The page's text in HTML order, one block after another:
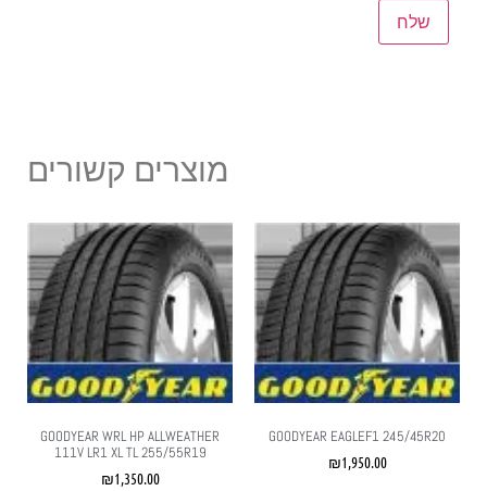
מוצרים קשורים
GOODYEAR EAGLEF1 245/45R20
₪1,950.00
GOODYEAR WRL HP ALLWEATHER
111V LR1 XL TL 255/55R19
₪1,350.00